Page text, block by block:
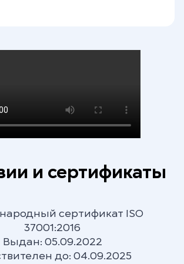
безопасность и
наших услуг. Мы
с развитием мировых
ответственность
и сертификаты
сертификат ISO
37001:2016
Выдан: 05.09.2022
до: 04.09.2025